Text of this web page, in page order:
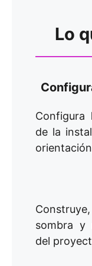
Lo
Configura
de la
sombra y
del